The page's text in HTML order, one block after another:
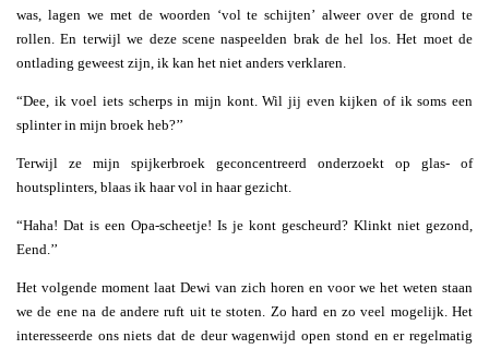
was, lagen we met de woorden ‘vol te schijten’ alweer over de grond te
rollen. En terwijl we deze scene naspeelden brak de hel los. Het moet de
ontlading geweest zijn, ik kan het niet anders verklaren.
“Dee, ik voel iets scherps in mijn kont. Wil jij even kijken of ik soms een
splinter in mijn broek heb?’’
Terwijl ze mijn spijkerbroek geconcentreerd onderzoekt op glas- of
houtsplinters, blaas ik haar vol in haar gezicht.
“Haha! Dat is een Opa-scheetje! Is je kont gescheurd? Klinkt niet gezond,
Eend.’’
Het volgende moment laat Dewi van zich horen en voor we het weten staan
we de ene na de andere ruft uit te stoten. Zo hard en zo veel mogelijk. Het
interesseerde ons niets dat de deur wagenwijd open stond en er regelmatig